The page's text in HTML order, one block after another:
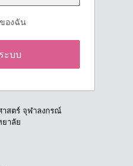
องฉัน
สตร์ จุฬาลงกรณ์
าลัย